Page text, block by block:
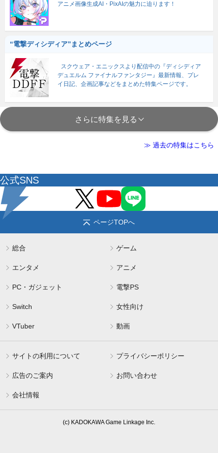
アニメ画像生成AI・PixAIの魅力に迫ります！
“電撃ディシディア”まとめページ
スクウェア・エニックスより配信中の『ディシディア
デュエルム ファイナルファンタジー』最新情報、プレ
イ日記、企画記事などをまとめた特集ページです。
さらに特集を見る
≫ 過去の特集はこちら
公式SNS
ページTOPへ
総合 ゲーム
エンタメ アニメ
PC・ガジェット 電撃PS
Switch 女性向け
VTuber 動画
サイトの利用について プライバシーポリシー
広告のご案内 お問い合わせ
会社情報
(c) KADOKAWA Game Linkage Inc.